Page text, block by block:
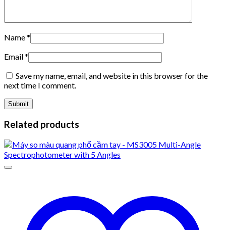
Name*
Email*
Save my name, email, and website in this browser for the
next time I comment.
Related products